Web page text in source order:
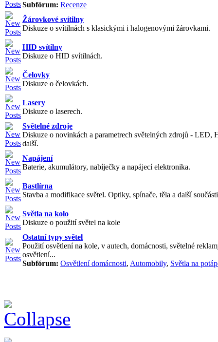
Subfórum: Recenze
Žárovkové svítilny
Diskuze o svítilnách s klasickými i halogenovými žárovkami.
HID svítilny
Diskuze o HID svítilnách.
Čelovky
Diskuze o čelovkách.
Lasery
Diskuze o laserech.
Světelné zdroje
Diskuze o novinkách a parametrech světelných zdrojů - LED,
další.
Napájení
Baterie, akumulátory, nabíječky a napájecí elektronika.
Bastlírna
Stavba a modifikace světel. Optiky, spínače, těla a další
Světla na kolo
Diskuze o použití světel na kole
Ostatní typy světel
Použití osvětlení na kole, v autech, domácnosti, světelné
osvětlení...
Subfórum: Osvětlení domácnosti, Automobily, Světla na